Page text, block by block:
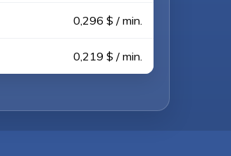
0,296 $ / min.
0,219 $ / min.